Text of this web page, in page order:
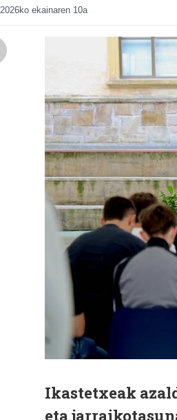
2026ko ekainaren 10a
Ikastetxeak
eta